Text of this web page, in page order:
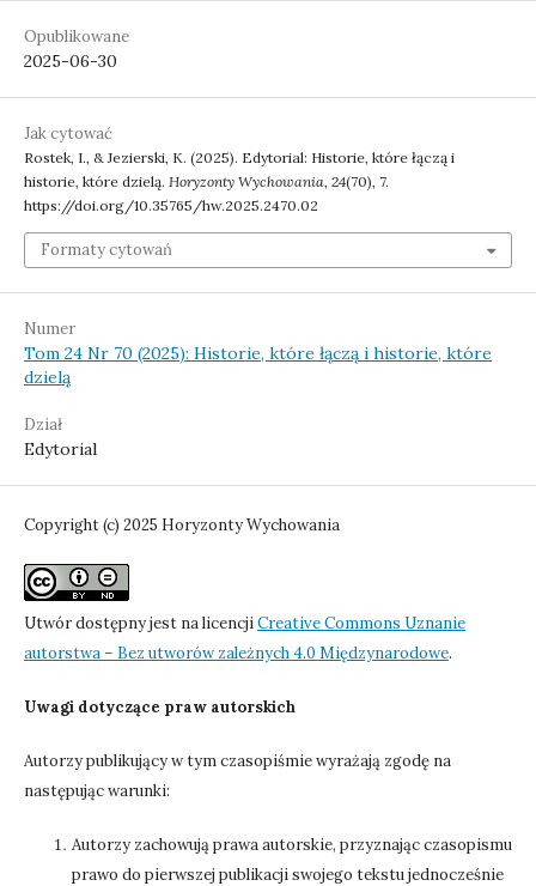
Opublikowane
2025-06-30
Jak cytować
Rostek, I., & Jezierski, K. (2025). Edytorial: Historie, które łączą i
historie, które dzielą. Horyzonty Wychowania, 24(70), 7.
https://doi.org/10.35765/hw.2025.2470.02
Formaty cytowań
Numer
Tom 24 Nr 70 (2025): Historie, które łączą i historie, które
dzielą
Dział
Edytorial
Copyright (c) 2025 Horyzonty Wychowania
Utwór dostępny jest na licencjiCreative Commons Uznanie
autorstwa – Bez utworów zależnych 4.0 Międzynarodowe.
Uwagi dotyczące praw autorskich
Autorzy publikujący w tym czasopiśmie wyrażają zgodę na
następując warunki:
Autorzy zachowują prawa autorskie, przyznając czasopismu
prawo do pierwszej publikacji swojego tekstu jednocześnie